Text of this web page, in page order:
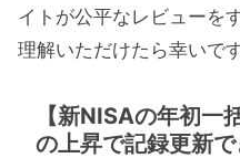
イトが公平なレビューを
理解いただけたら幸いです
【新NISAの年初一
の上昇で記録更新